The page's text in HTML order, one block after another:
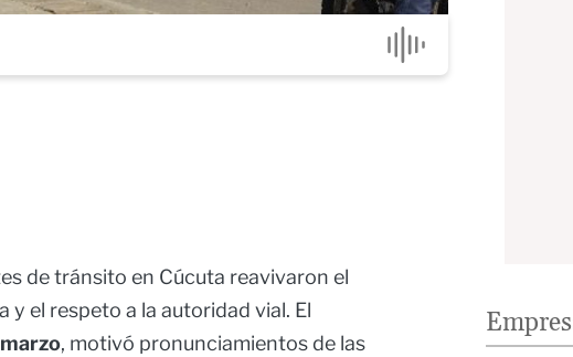
de tránsito en Cúcuta reavivaron el
el respeto a la autoridad vial. El
, motivó pronunciamientos de las